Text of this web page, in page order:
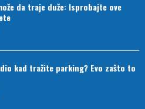
da traje duže: Isprobajte ove
kad tražite parking? Evo zašto to